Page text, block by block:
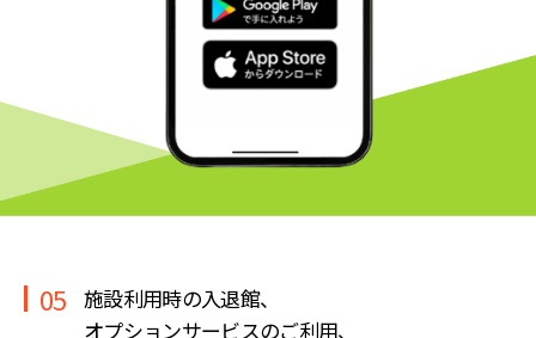
05 施設利用時の入退館、
オプションサービスのご利用、